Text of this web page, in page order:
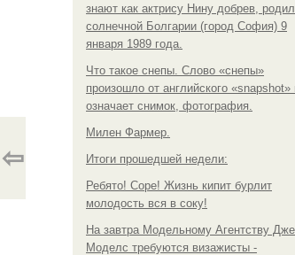
знают как актрису Нину добрев,
солнечной Болгарии (город София) 9
января 1989 года.
Что такое снепы. Слово «снепы»
произошло от английского «snapshot»
означает снимок, фотография.
Милен Фармер.
Итоги прошедшей недели:
Ребято! Соре! Жизнь кипит бурлит
молодость вся в соку!
На завтра Модельному Агентству
Моделс требуются визажисты -
⇦